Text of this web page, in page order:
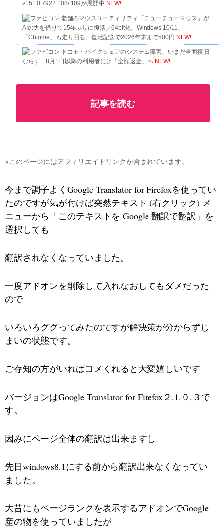
v151.0.7922.108/.109が展開中 NEW!
老舗のマウスユーティリティ「チューチューマウス」が
AIの力を借りて15年ぶりに復活／64bit化、Windows 10/11、
「Chrome」も走り回る。復活記念で2026年末まで500円 NEW!
ドコモ・バイクシェアのシステム障害、いまだ全面復旧
ならず 8月1日以降の利用者には「全額返金」へ NEW!
記事を読む
※このページにはアフィリエイトリンクが含まれています。
今まで調子よくGoogle Translator for Firefoxを使ってい
たのですが気が付けば突然テキスト (右クリック) メ
ニューから「このテキストを Google 翻訳で翻訳」を
選択しても
翻訳されなく なっていました。
一度アドオンを削除して入れなおしてもダメだった
ので
いろいろググってみたのですが解決策が分からずじ
まいの状態です。
ご存知の方がいればコメくれると大変嬉しいです
バージョンはGoogle Translator for Firefox２.1.０.３で
す。
因みにページ全体の翻訳は出来ますし
先日windows8.1にする前から翻訳出来なくなってい
ました。
大昔にもページランクを表示するアドオンでGoogle
産の物を使っていましたが